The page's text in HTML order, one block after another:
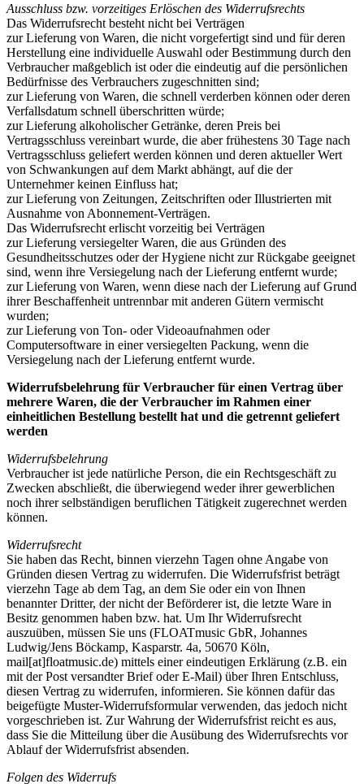
Ausschluss bzw. vorzeitiges Erlöschen des Widerrufsrechts
Das Widerrufsrecht besteht nicht bei Verträgen
zur Lieferung von Waren, die nicht vorgefertigt sind und für deren
Herstellung eine individuelle Auswahl oder Bestimmung durch den
Verbraucher maßgeblich ist oder die eindeutig auf die persönlichen
Bedürfnisse des Verbrauchers zugeschnitten sind;
zur Lieferung von Waren, die schnell verderben können oder deren
Verfallsdatum schnell überschritten würde;
zur Lieferung alkoholischer Getränke, deren Preis bei
Vertragsschluss vereinbart wurde, die aber frühestens 30 Tage nach
Vertragsschluss geliefert werden können und deren aktueller Wert
von Schwankungen auf dem Markt abhängt, auf die der
Unternehmer keinen Einfluss hat;
zur Lieferung von Zeitungen, Zeitschriften oder Illustrierten mit
Ausnahme von Abonnement-Verträgen.
Das Widerrufsrecht erlischt vorzeitig bei Verträgen
zur Lieferung versiegelter Waren, die aus Gründen des
Gesundheitsschutzes oder der Hygiene nicht zur Rückgabe geeignet
sind, wenn ihre Versiegelung nach der Lieferung entfernt wurde;
zur Lieferung von Waren, wenn diese nach der Lieferung auf Grund
ihrer Beschaffenheit untrennbar mit anderen Gütern vermischt
wurden;
zur Lieferung von Ton- oder Videoaufnahmen oder
Computersoftware in einer versiegelten Packung, wenn die
Versiegelung nach der Lieferung entfernt wurde.
Widerrufsbelehrung für Verbraucher für einen Vertrag über
mehrere Waren, die der Verbraucher im Rahmen einer
einheitlichen Bestellung bestellt hat und die getrennt geliefert
werden
Widerrufsbelehrung
Verbraucher ist jede natürliche Person, die ein Rechtsgeschäft zu
Zwecken abschließt, die überwiegend weder ihrer gewerblichen
noch ihrer selbständigen beruflichen Tätigkeit zugerechnet werden
können.
Widerrufsrecht
Sie haben das Recht, binnen vierzehn Tagen ohne Angabe von
Gründen diesen Vertrag zu widerrufen. Die Widerrufsfrist beträgt
vierzehn Tage ab dem Tag, an dem Sie oder ein von Ihnen
benannter Dritter, der nicht der Beförderer ist, die letzte Ware in
Besitz genommen haben bzw. hat. Um Ihr Widerrufsrecht
auszuüben, müssen Sie uns (FLOATmusic GbR, Johannes
Ludwig/Jens Böckamp, Kasparstr. 4a, 50670 Köln,
mail[at]floatmusic.de) mittels einer eindeutigen Erklärung (z.B. ein
mit der Post versandter Brief oder E-Mail) über Ihren Entschluss,
diesen Vertrag zu widerrufen, informieren. Sie können dafür das
beigefügte Muster-Widerrufsformular verwenden, das jedoch nicht
vorgeschrieben ist. Zur Wahrung der Widerrufsfrist reicht es aus,
dass Sie die Mitteilung über die Ausübung des Widerrufsrechts vor
Ablauf der Widerrufsfrist absenden.
Folgen des Widerrufs